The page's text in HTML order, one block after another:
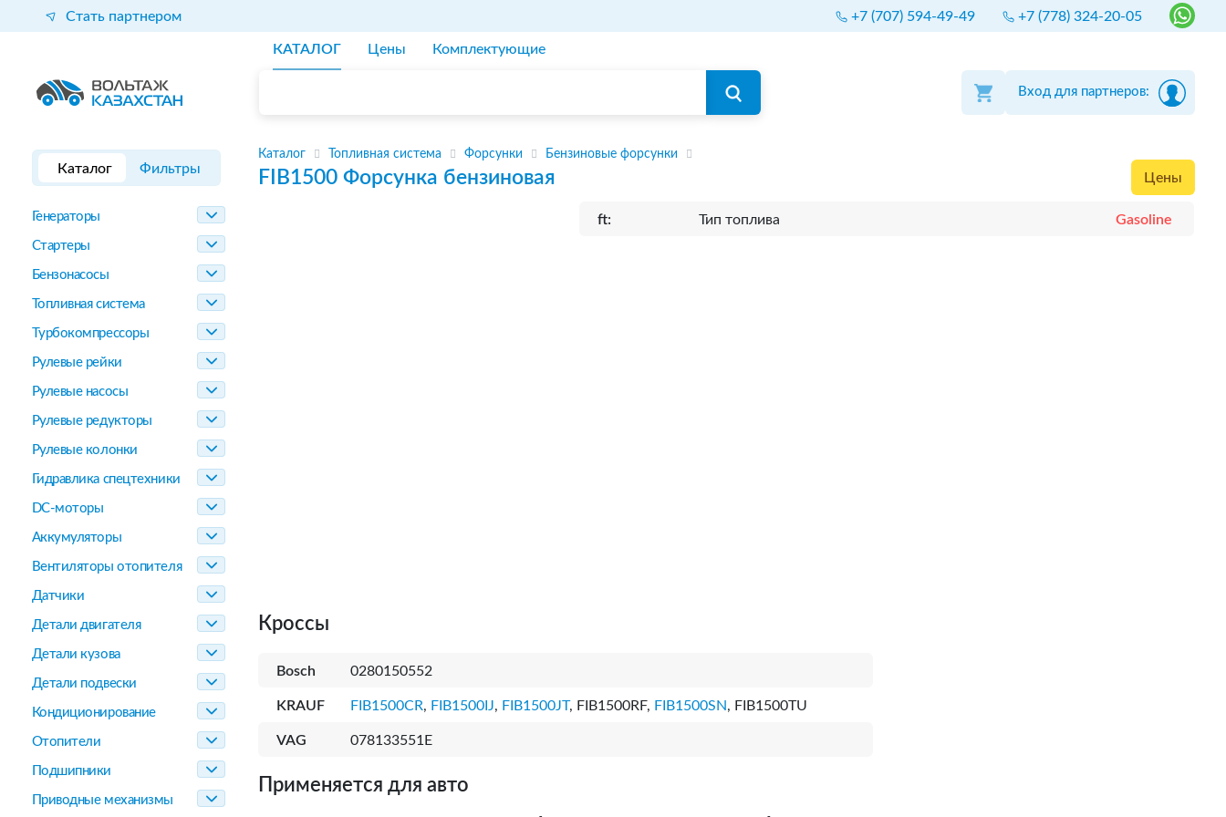
Стать партнером +7 (707) 594-49-49 +7 (778) 324-20-05
КАТАЛОГ Цены Комплектующие
Вход для партнеров:
Каталог Фильтры
Генераторы
Стартеры
Бензонасосы
Топливная система
Турбокомпрессоры
Рулевые рейки
Рулевые насосы
Рулевые редукторы
Рулевые колонки
Гидравлика спецтехники
DC-моторы
Аккумуляторы
Вентиляторы отопителя
Датчики
Детали двигателя
Детали кузова
Детали подвески
Кондиционирование
Отопители
Подшипники
Приводные механизмы
Каталог Топливная система Форсунки Бензиновые форсунки
FIB1500 Форсунка бензиновая Цены
ft: Тип топлива Gasoline
Кроссы
Bosch 0280150552
KRAUF FIB1500CR, FIB1500IJ, FIB1500JT, FIB1500RF, FIB1500SN, FIB1500TU
VAG 078133551E
Применяется для авто